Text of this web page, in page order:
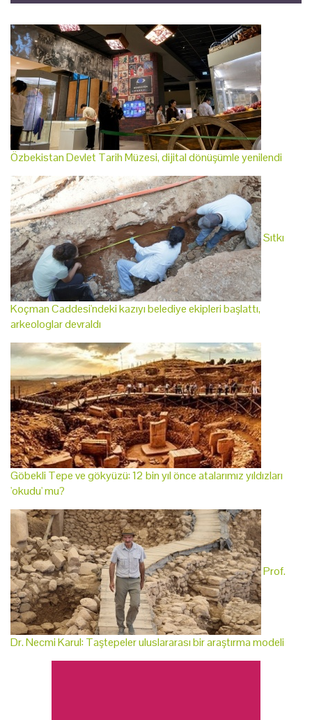
Özbekistan Devlet Tarih Müzesi, dijital dönüşümle yenilendi
Sıtkı
Koçman Caddesi'ndeki kazıyı belediye ekipleri başlattı,
arkeologlar devraldı
Göbekli Tepe ve gökyüzü: 12 bin yıl önce atalarımız yıldızları
'okudu' mu?
Prof.
Dr. Necmi Karul: Taştepeler uluslararası bir araştırma modeli